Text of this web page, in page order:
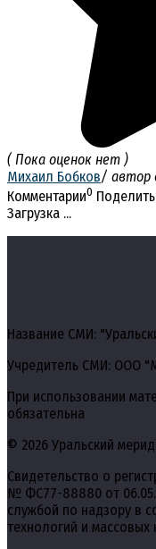
( Пока оценок нет )
Михаил Бобков/ автор
Комментарии0
Загрузка ...
Название СМИ:
Учредитель СМИ: ООО
При использовании
обязательна
© 2026 Уральский
Свидетельство о
№ ФС77-88880 от
службой по надзору в
технологий и